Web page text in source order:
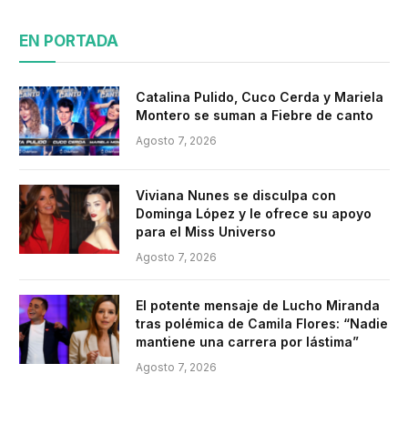
EN PORTADA
Catalina Pulido, Cuco Cerda y Mariela
Montero se suman a Fiebre de canto
Agosto 7, 2026
Viviana Nunes se disculpa con
Dominga López y le ofrece su apoyo
para el Miss Universo
Agosto 7, 2026
El potente mensaje de Lucho Miranda
tras polémica de Camila Flores: “Nadie
mantiene una carrera por lástima”
Agosto 7, 2026